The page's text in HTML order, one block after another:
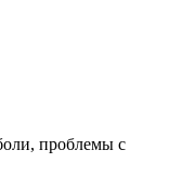
прοблемы с